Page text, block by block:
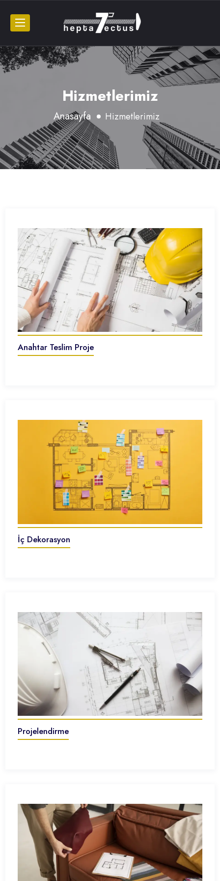
Hizmetlerimiz
Anasayfa Hizmetlerimiz
Anahtar Teslim Proje
İç Dekorasyon
Projelendirme